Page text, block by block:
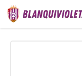
Saltar